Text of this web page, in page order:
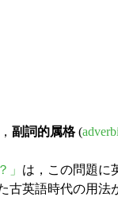
副詞的属格(
」 は，この問題に
英語時代の用